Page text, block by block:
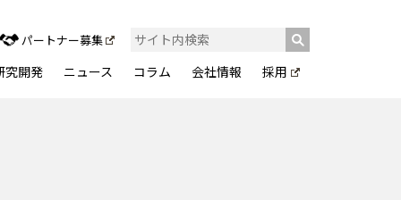
究開発 ニュース コラム 会社情報 採用
パートナー募集